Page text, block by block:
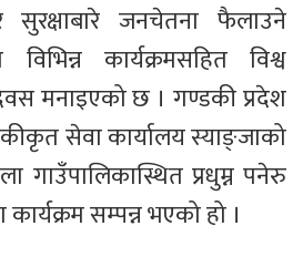
जनचेतना फैलाउने
कार्यक्रमसहित विश्व
मनाइएको छ । गण्डकी प्रदेश
सेवा कार्यालय स्याङ्जाको
गाउँपालिकास्थित प्रधुम्न पनेरु
सम्पन्न भएको हो ।